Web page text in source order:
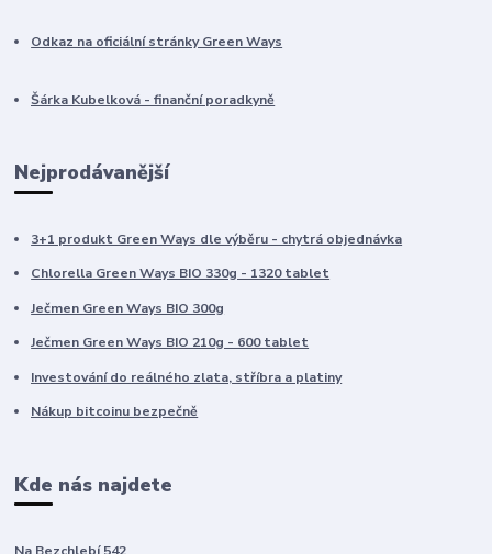
Odkaz na oficiální stránky Green Ways
Šárka Kubelková - finanční poradkyně
Nejprodávanější
3+1 produkt Green Ways dle výběru - chytrá objednávka
Chlorella Green Ways BIO 330g - 1320 tablet
Ječmen Green Ways BIO 300g
Ječmen Green Ways BIO 210g - 600 tablet
Investování do reálného zlata, stříbra a platiny
Nákup bitcoinu bezpečně
Kde nás najdete